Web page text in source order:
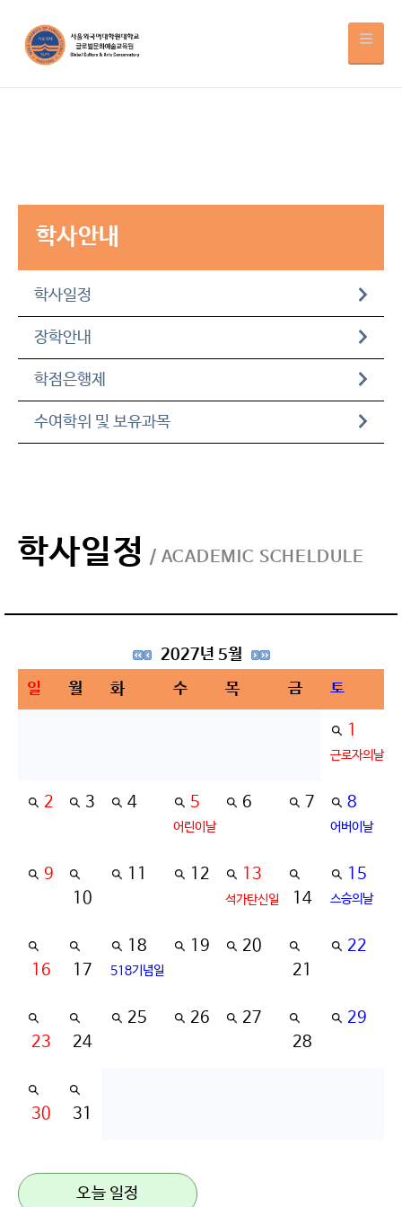
학사안내
학사일정
장학안내
학점은행제
수여학위 및 보유과목
학사일정 / ACADEMIC SCHELDULE
2027년 5월
일
월 화 수 목 금 토
1
근로자의날
2 3 4 5
어린이날
6 7 8
어버이날
9
10
11 12 13
석가탄신일 14
15
스승의날
16 17
18
518기념일
19
20
21
22
23 24
25 26
27
28
29
30 31
오늘 일정